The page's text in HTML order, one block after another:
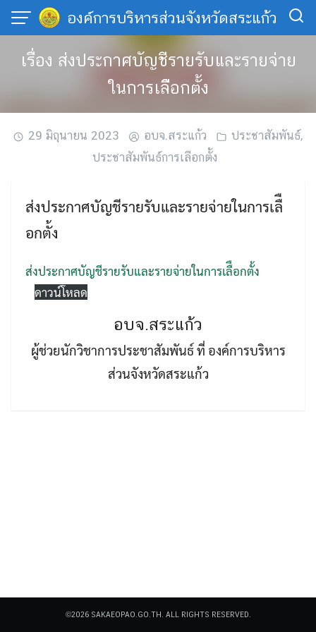
Skip
content
องค์การบริหารส่วนจังหวัดสระแก้ว
เรื่อง ส่งประกาศบัญชีรายรับและรายจ่าย
ในการเลืือกตั้ง
29 มิถุนายน 2023 อบจ.สระแก้ว ประชาสัมพันธ์,
ประชาสัมพันธ์การเลือกตั้ง
ส่งประกาศบัญชีรายรับและรายจ่ายในการเลืื
อกตั้ง
ส่งประกาศบัญชีรายรับและรายจ่ายในการเลืือกตั้ง
ดาวน์โหลด
อบจ.สระแก้ว
ผู้ช่วยนักวิชาการประชาสัมพันธ์ ที่ องค์การบริหาร
ส่วนจังหวัดสระแก้ว
©2026 SAKAEOPAO.GO.TH. ALL RIGHTS RESERVED.